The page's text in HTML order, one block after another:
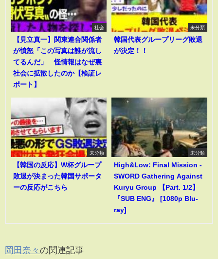
社会
【見立真一】関東連合関係者
が憤怒「この写真は誰が流し
てるんだ」 怪情報はなぜ裏
社会に拡散したのか【検証レ
ポート】
未分類
韓国代表グループリーグ敗退
が決定！！
未分類
【韓国の反応】W杯グループ
敗退が決まった韓国サポータ
ーの反応がこちら
未分類
High&Low: Final Mission -
SWORD Gathering Against
Kuryu Group 【Part. 1/2】
『SUB ENG』 [1080p Blu-
ray]
岡田奈々 の関連記事